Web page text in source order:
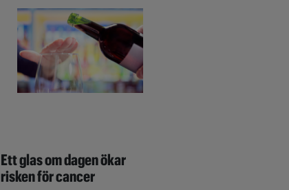
Ett glas om dagen ökar
risken för cancer